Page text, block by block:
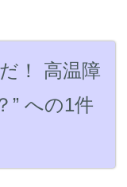
！ 高温障
” への1件